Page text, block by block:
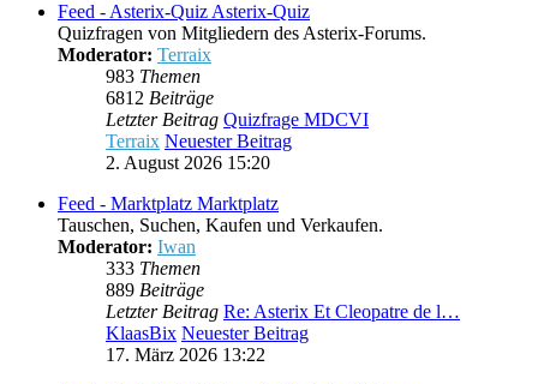
Feed - Asterix-QuizAsterix-Quiz
Quizfragen von Mitgliedern des Asterix-Forums.
Moderator: Terraix
983 Themen
6812 Beiträge
Letzter Beitrag Quizfrage MDCVI
Terraix Neuester Beitrag
2. August 2026 15:20
Feed - Marktplatz Marktplatz
Tauschen, Suchen, Kaufen und Verkaufen.
Moderator: Iwan
333 Themen
889 Beiträge
Letzter Beitrag Re: Asterix Et Cleopatre de l…
KlaasBix Neuester Beitrag
17. März 2026 13:22